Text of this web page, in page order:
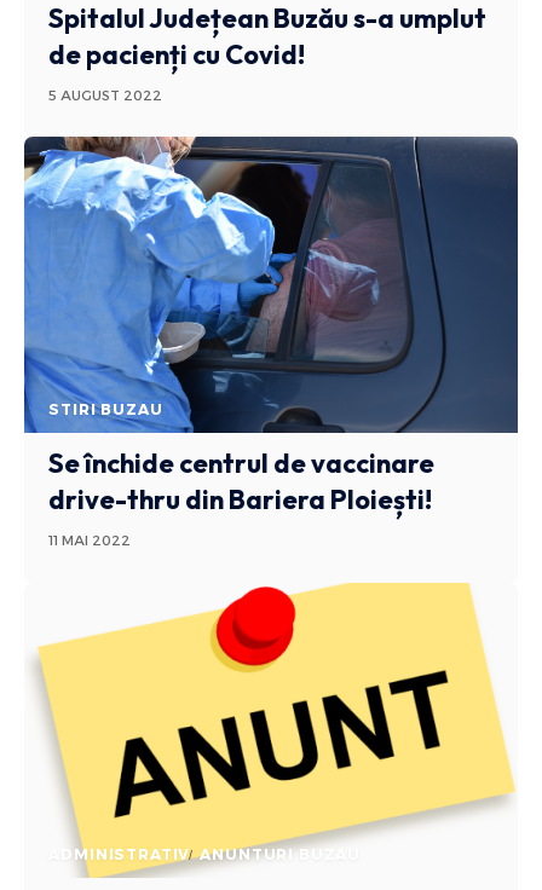
Spitalul Județean Buzău s-a umplut
de pacienți cu Covid!
5 AUGUST 2022
STIRI BUZAU
Se închide centrul de vaccinare
drive-thru din Bariera Ploiești!
11 MAI 2022
ADMINISTRATIV ANUNTURI BUZAU